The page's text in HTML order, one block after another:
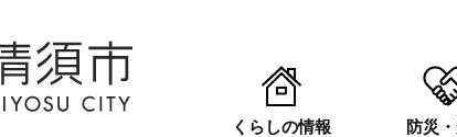
くらしの情報 防災